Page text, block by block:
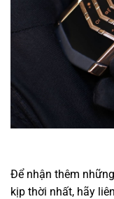
Để nhận thêm
kịp thời nhất, hãy